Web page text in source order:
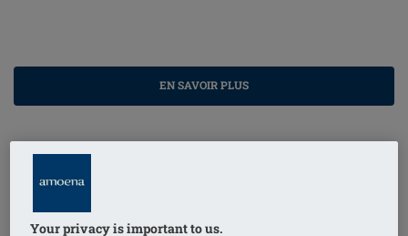
EN SAVOIR PLUS
Your privacy is important to us.